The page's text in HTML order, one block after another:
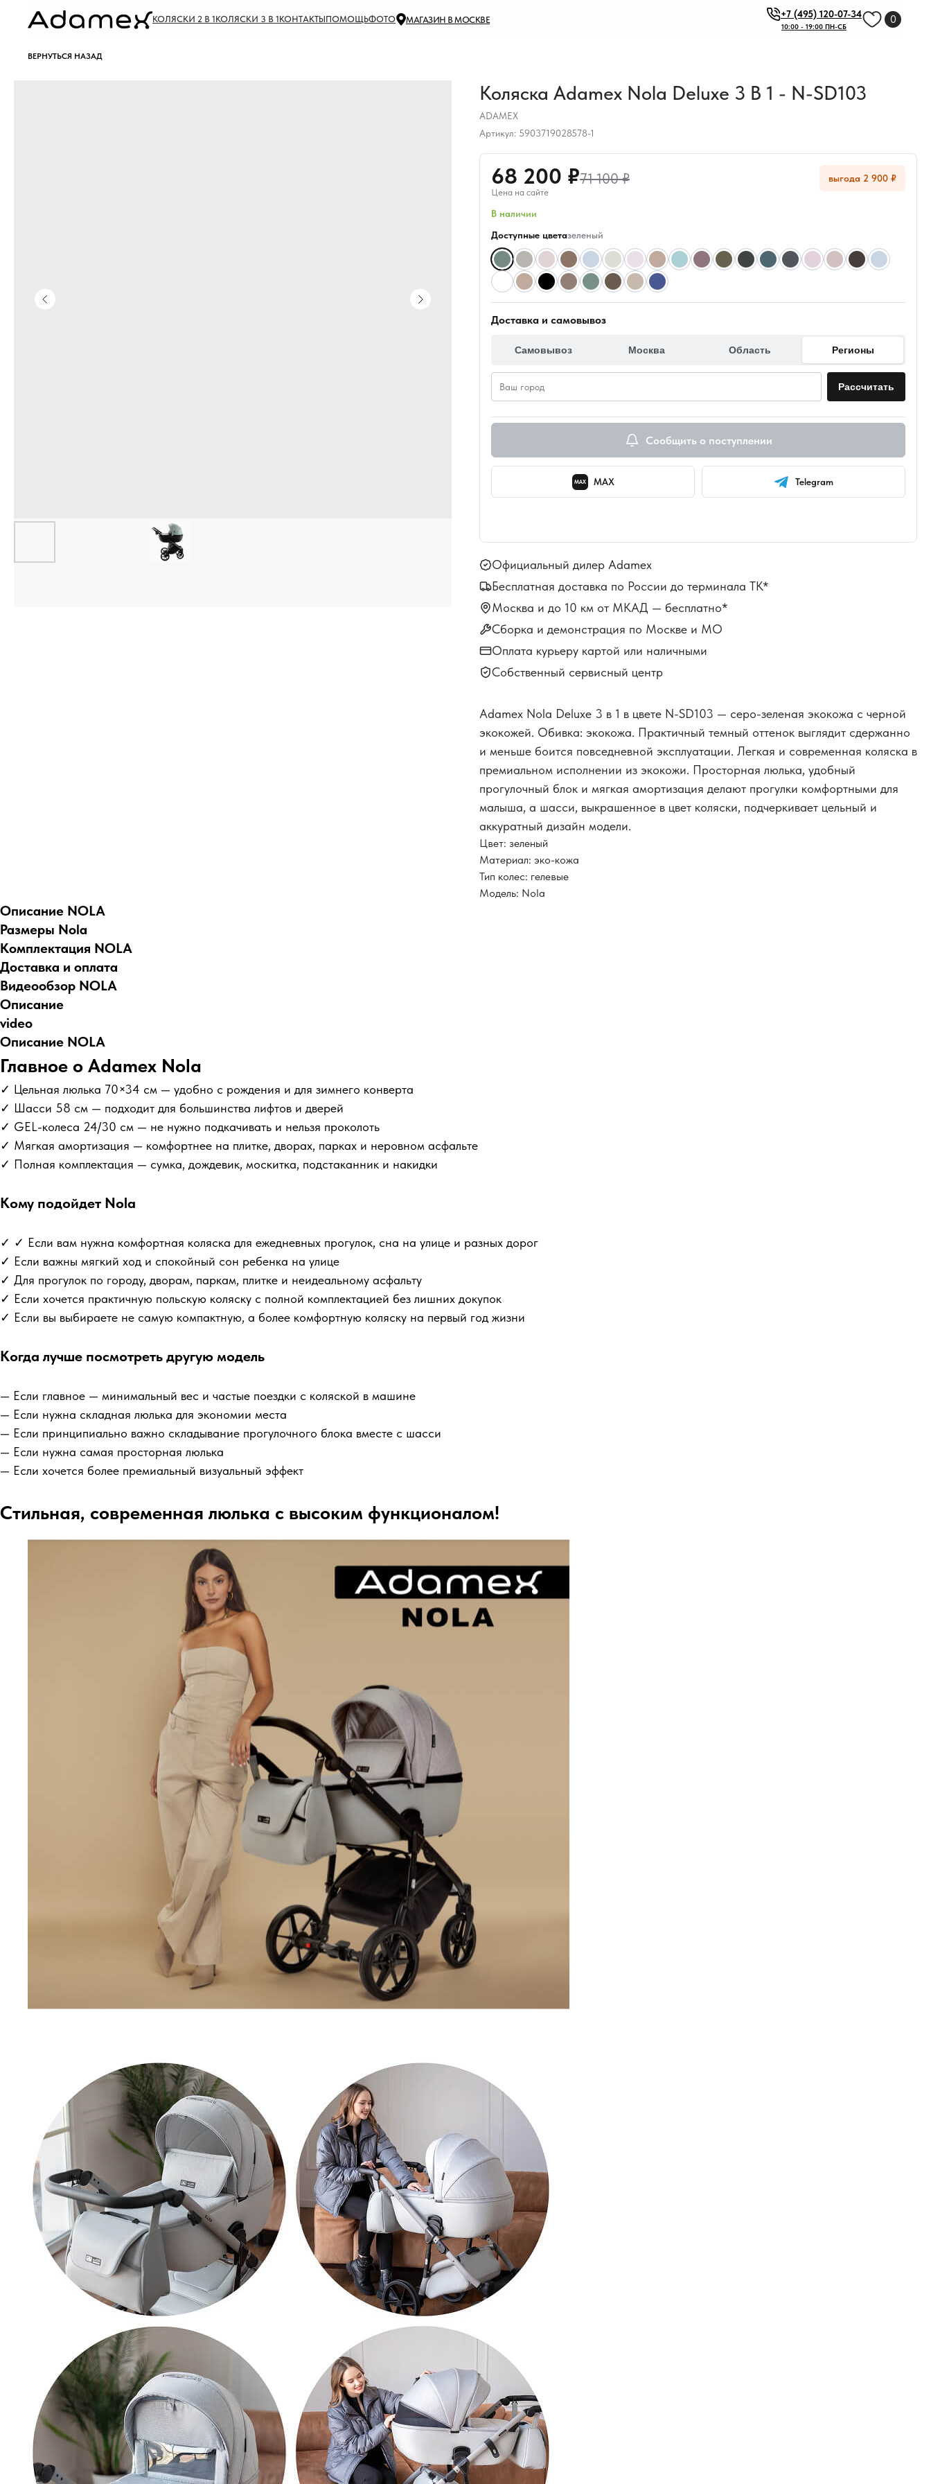
КОЛЯСКИ 2 В 1КОЛЯСКИ 3 В 1КОНТАКТЫПОМОЩЬФОТО МАГАЗИН В МОСКВЕ +7 (495) 120-07-34
10:00 - 19:00 ПН-СБ
0
ВЕРНУТЬСЯ НАЗАД
Коляска Adamex Nola Deluxe 3 В 1 - N-SD103
ADAMEX
Артикул: 5903719028578-1
68 200 ₽71 100 ₽
Цена на сайте
выгода 2 900 ₽
В наличии
Доступные цветазеленый
Доставка и самовывоз
Самовывоз Москва Область Регионы
Рассчитать
Сообщить о поступлении
MAX MAX Telegram
Официальный дилер Adamex
Бесплатная доставка по России до терминала ТК*
Москва и до 10 км от МКАД — бесплатно*
Сборка и демонстрация по Москве и МО
Оплата курьеру картой или наличными
Собственный сервисный центр
Adamex Nola Deluxe 3 в 1 в цвете N-SD103 — серо-зеленая экокожа с черной
экокожей. Обивка: экокожа. Практичный темный оттенок выглядит сдержанно
и меньше боится повседневной эксплуатации. Легкая и современная коляска в
премиальном исполнении из экокожи. Просторная люлька, удобный
прогулочный блок и мягкая амортизация делают прогулки комфортными для
малыша, а шасси, выкрашенное в цвет коляски, подчеркивает цельный и
аккуратный дизайн модели.
Цвет: зеленый
Материал: эко-кожа
Тип колес: гелевые
Модель: Nola
Описание NOLA
Размеры Nola
Комплектация NOLA
Доставка и оплата
Видеообзор NOLA
Описание
video
Описание NOLA
Главное о Adamex Nola
✓ Цельная люлька 70×34 см — удобно с рождения и для зимнего конверта
✓ Шасси 58 см — подходит для большинства лифтов и дверей
✓ GEL-колеса 24/30 см — не нужно подкачивать и нельзя проколоть
✓ Мягкая амортизация — комфортнее на плитке, дворах, парках и неровном асфальте
✓ Полная комплектация — сумка, дождевик, москитка, подстаканник и накидки
Кому подойдет Nola
✓ ✓ Если вам нужна комфортная коляска для ежедневных прогулок, сна на улице и разных дорог
✓ Если важны мягкий ход и спокойный сон ребенка на улице
✓ Для прогулок по городу, дворам, паркам, плитке и неидеальному асфальту
✓ Если хочется практичную польскую коляску с полной комплектацией без лишних докупок
✓ Если вы выбираете не самую компактную, а более комфортную коляску на первый год жизни
Когда лучше посмотреть другую модель
— Если главное — минимальный вес и частые поездки с коляской в машине
— Если нужна складная люлька для экономии места
— Если принципиально важно складывание прогулочного блока вместе с шасси
— Если нужна самая просторная люлька
— Если хочется более премиальный визуальный эффект
Стильная, современная люлька с высоким функционалом!